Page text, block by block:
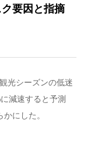
要因と指摘
光シーズンの低迷
減速すると予測
にした。